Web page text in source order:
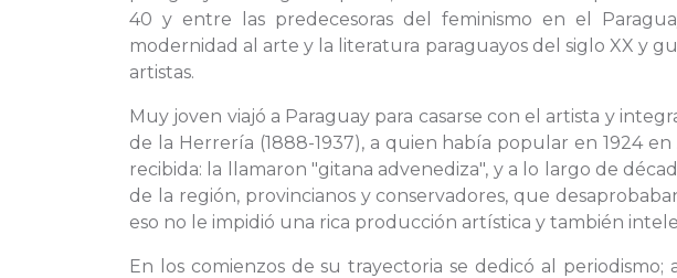
40 y entre las predecesoras del feminismo en el
modernidad al arte y la literatura paraguayos del siglo XX y
artistas.
Muy joven viajó a Paraguay para casarse con el artista y
de la Herrería (1888-1937), a quien había popular en 1924
recibida: la llamaron "gitana advenediza", y a lo largo de
de la región, provincianos y conservadores, que
eso no le impidió una rica producción artística y también
En los comienzos de su trayectoria se dedicó al